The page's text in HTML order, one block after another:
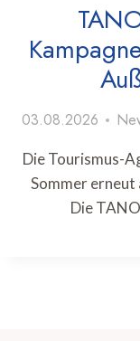
03.08.2026
Die Tourismus-
Sommer
Die